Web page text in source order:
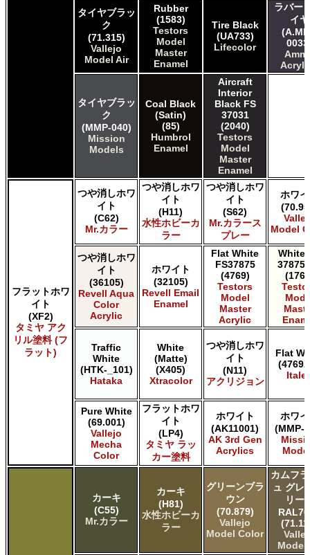
タイヤブラッ
ク
(71.315)
Vallejo
Model Air
Rubber
(1583)
Testors
Model
Master
Enamel
Tire Black
(UA733)
Lifecolor
ラバー
イヤ
タイヤブラッ
ク
(MMP-040)
Mission
Models
Coal Black
(Satin)
(85)
Humbrol
Enamel
Aircraft
Interior
Black FS
37031
(2040)
Testors
Model
Master
Enamel
フラットホワ
イト
(XF2)
タミヤ アク
リル塗料 (フ
ラット)
つや消しホワ
イト
(C62)
Mr.カラー
つや消しホワ
イト
(H11)
水性ホビーカ
ラー
つや消しホワ
イト
(S62)
Mr.カラース
プレー
ホワ
Model
つや消しホワ
イト
(36105)
Revell Aqua
Color
Acrylic
ホワイト
(32105)
Revell Email
Enamel
Flat White
FS37875
(4769)
Testors
Model
Master
Acrylic
White
37875
Traffic
White
(HTK-_101)
Hataka
White
(Matte)
(X405)
Xtracolor
つや消しホワ
イト
(N11)
アクリジョン
Flat
Pure White
(69.001)
Vallejo
Mecha
Color
フラットホワ
イト
(LP4)
タミヤ ラッ
カー塗料
ホワイト
(AK11001)
AK 3rd Gen
Acrylics
ホワ
(MMP-
カーキ
(C55)
Mr.カラー
カーキ
(H81)
水性ホビーカ
ラー
グリーンブラ
ウン
(70.879)
Vallejo
Model Color
カムフ
ュ グレ
リー
Model